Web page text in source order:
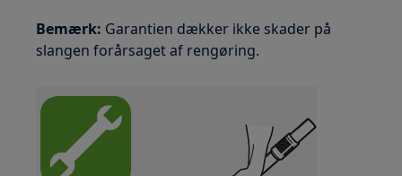
Bemærk: Garantien dækker ikke skader på
slangen forårsaget af rengøring.